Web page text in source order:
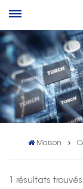
Maison
1 résultats